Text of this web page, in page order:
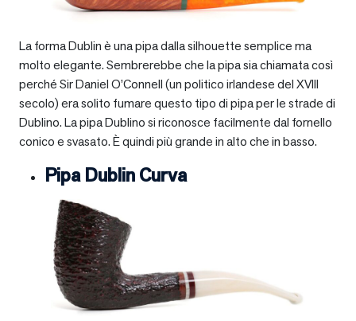
La forma Dublin è una pipa dalla silhouette semplice ma
molto elegante. Sembrerebbe che la pipa sia chiamata così
perché Sir Daniel O’Connell (un politico irlandese del XVIII
secolo) era solito fumare questo tipo di pipa per le strade di
Dublino. La pipa Dublino si riconosce facilmente dal fornello
conico e svasato. È quindi più grande in alto che in basso.
Pipa Dublin Curva